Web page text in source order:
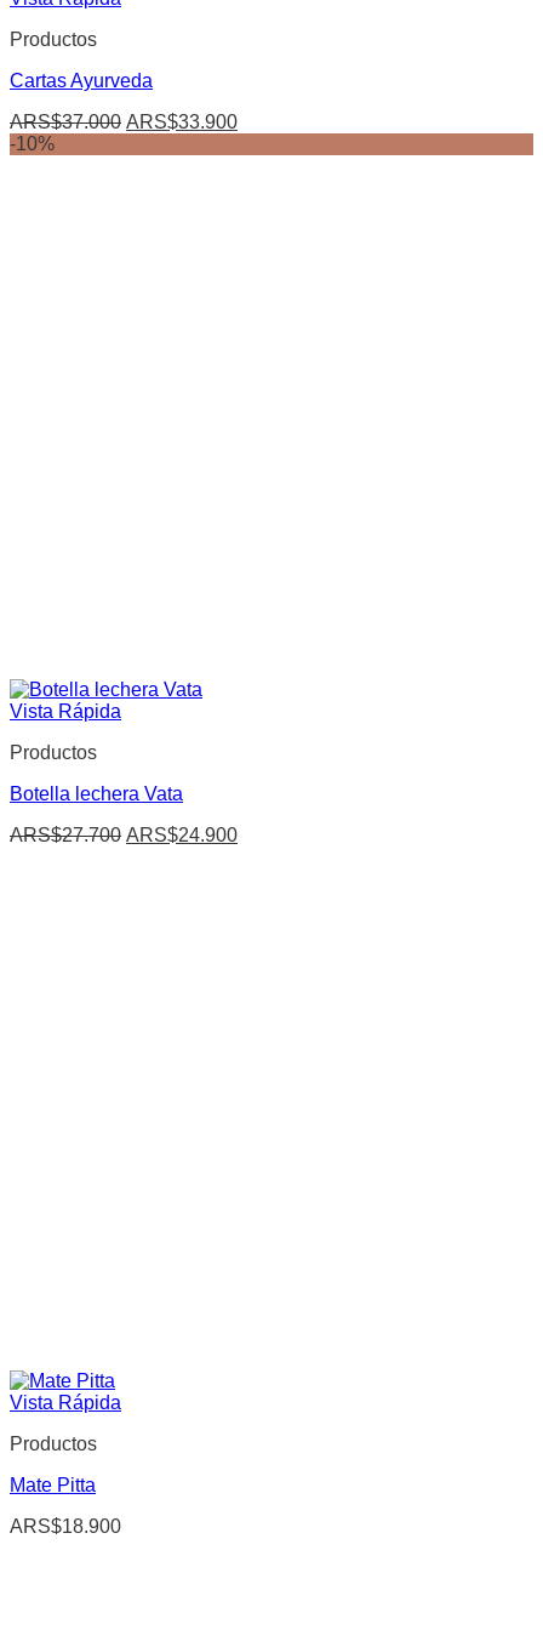
Productos
Cartas Ayurveda
ARS$37.000 El
ARS$33.900El
-10%
Vista Rápida
Productos
Botella lechera Vata
ARS$27.700 El
ARS$24.900El
Vista Rápida
Productos
Mate Pitta
ARS$18.900